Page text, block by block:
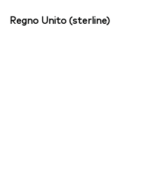
Regno Unito (sterline)